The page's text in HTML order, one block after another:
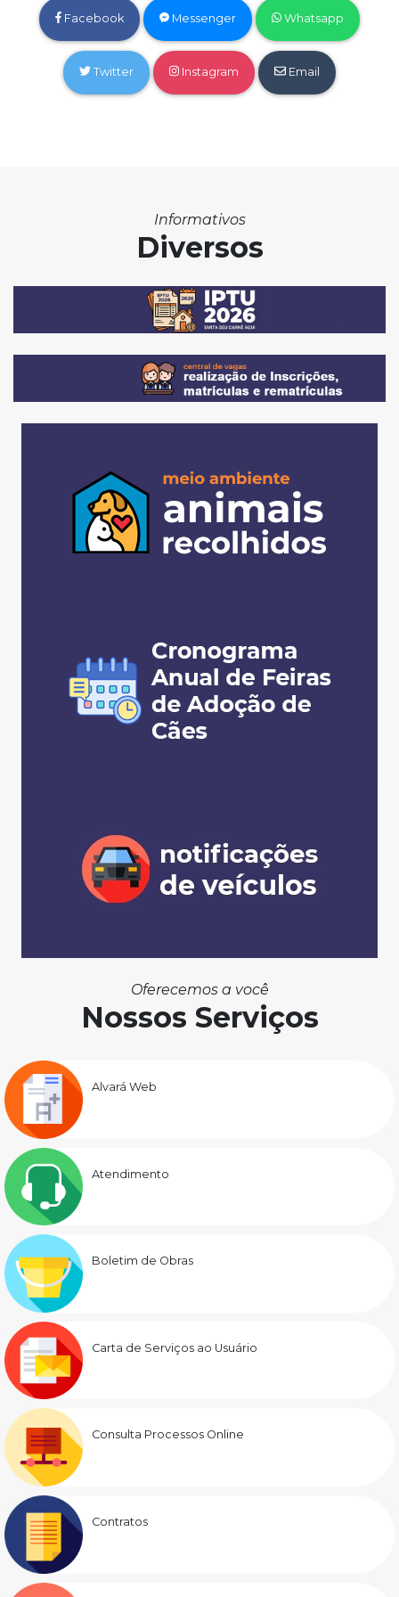
Facebook Messenger Whatsapp
Twitter Instagram Email
Informativos
Diversos
Oferecemos a você
Nossos Serviços
Alvará Web
Atendimento
Boletim de Obras
Carta de Serviços ao Usuário
Consulta Processos Online
Contratos